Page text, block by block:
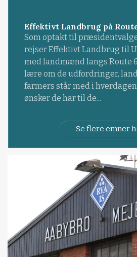
Effektivt Landbrug på
Som optakt til
rejser Effektivt Landbrug til
med landmænd langs Route
lære om de udfordringer,
farmers står med i
ønsker de har til de...
Se flere emner